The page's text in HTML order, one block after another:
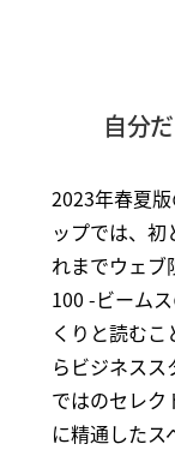
自分
2023年春夏
ップでは、
れまでウェブ
100 -ビーム
くりと読む
らビジネス
ではのセレク
に精通したス